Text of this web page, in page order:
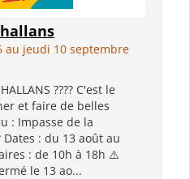
au jeudi 10 septembre
???? C'est le
et faire de belles
: Impasse de la
Dates : du 13 août au
: de 10h à 18h ⚠️
le 13 ao...